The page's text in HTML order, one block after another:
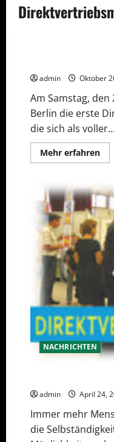
admin Oktober
Am Samstag,
Berlin die erste
die sich als voller...
Mehr erfahren
in
NACHRICHTEN
admin April 24,
Immer mehr
die